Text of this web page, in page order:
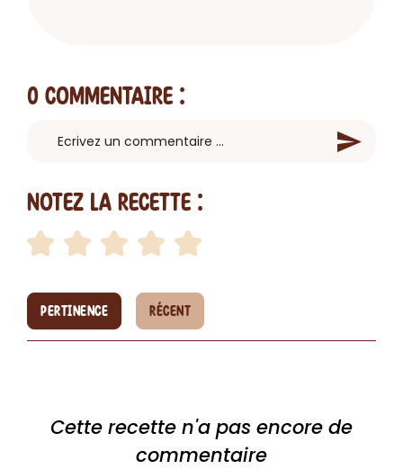
0 Commentaire :
Notez la recette :
PERTINENCE RÉCENT
Cette recette n'a pas encore de
commentaire